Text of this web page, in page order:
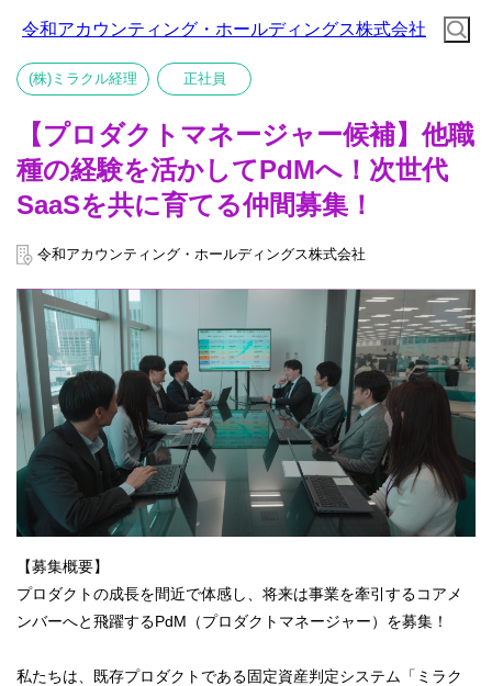
令和アカウンティング・ホールディングス株式会社
(株)ミラクル経理 正社員
【プロダクトマネージャー候補】他職
種の経験を活かしてPdMへ！次世代
SaaSを共に育てる仲間募集！
令和アカウンティング・ホールディングス株式会社
【募集概要】
プロダクトの成長を間近で体感し、将来は事業を牽引するコアメ
ンバーへと飛躍するPdM（プロダクトマネージャー）を募集！
私たちは、既存プロダクトである固定資産判定システム「ミラク